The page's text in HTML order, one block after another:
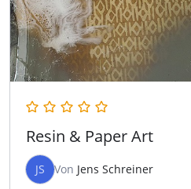
Resin & Paper Art
JS Von Jens Schreiner